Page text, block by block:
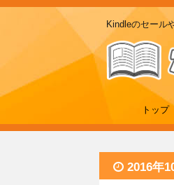
Kindleのセール
トップ
2016年